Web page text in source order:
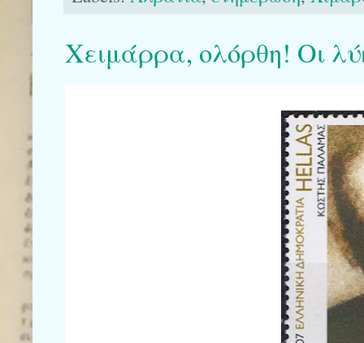
Χειμάρρα, ολόρθη! Οι